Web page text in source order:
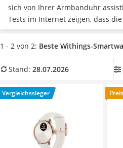
Reisetasche mit Rollen
Klimmzugstation
Koffer
Nachtsichtgerät
Handgepäck-Koffer
Wanderschuhe Herren
Sicherheitsweste Reiten
sich von Ihrer Armbanduhr
Tests im Internet zeigen, dass
Sporttracking besonders beliebt
gesundheitliche Funktionen
anderem die Erstellung eines
Aktivitätsüberwachung
, um
bestmöglich im Blick zu haben.
2026 besonders das Modell
seinen Eigenschaften.
1 - 2 von 2: Beste Withings-
Stand: 28.07.2026
Vergleichssieger